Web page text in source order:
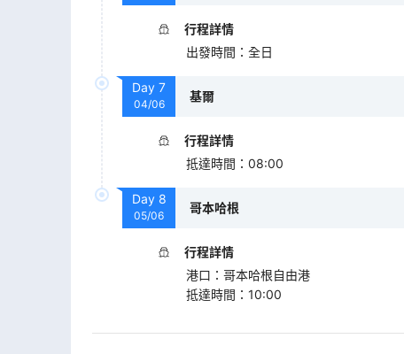
行程詳情
出發時間 ： 全日
Day 7
04/06
基爾
行程詳情
抵達時間 ： 08:00
Day 8
05/06
哥本哈根
行程詳情
港口 ： 哥本哈根自由港
抵達時間 ： 10:00